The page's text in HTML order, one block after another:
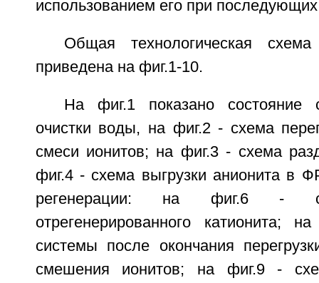
использованием его при
Общая технологическая
приведена на фиг.1-10.
На фиг.1 показано
очистки воды, на фиг.2 - схема
смеси ионитов; на фиг.3 - схема
фиг.4 - схема выгрузки анионита в
регенерации: на фиг.6 -
отрегенерированного катионита;
системы после окончания
смешения ионитов; на фиг.9 -